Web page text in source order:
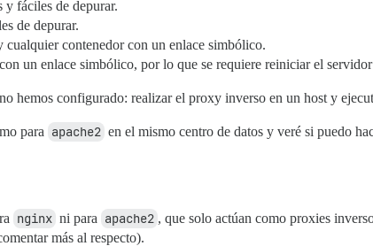
y fáciles de depurar.
de depurar.
contenedor con un enlace simbólico.
un enlace simbólico, por lo que se requiere reiniciar el
hemos configurado: realizar el proxy inverso en un host y
para apache2 en el mismo centro de datos y veré si puedo
nginx ni para apache2 , que solo actúan como proxies
más al respecto).